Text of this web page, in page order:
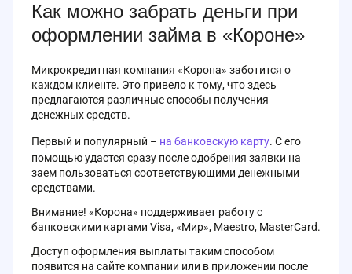
Как можно забрать деньги при
оформлении займа в «Короне»
Микрокредитная компания «Корона» заботится о
каждом клиенте. Это привело к тому, что здесь
предлагаются различные способы получения
денежных средств.
Первый и популярный – на банковскую карту. С его
помощью удастся сразу после одобрения заявки на
заем пользоваться соответствующими денежными
средствами.
Внимание! «Корона» поддерживает работу с
банковскими картами Visa, «Мир», Maestro, MasterCard.
Доступ оформления выплаты таким способом
появится на сайте компании или в приложении после